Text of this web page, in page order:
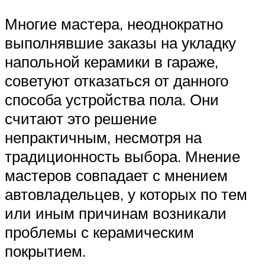
Многие мастера, неоднократно
выполнявшие заказы на укладку
напольной керамики в гараже,
советуют отказаться от данного
способа устройства пола. Они
считают это решение
непрактичным, несмотря на
традиционность выбора. Мнение
мастеров совпадает с мнением
автовладельцев, у которых по тем
или иным причинам возникали
проблемы с керамическим
покрытием.